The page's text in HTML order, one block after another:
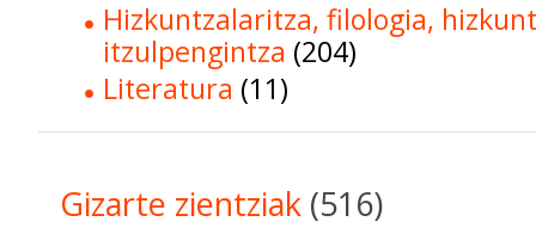
Hizkuntzalaritza, filologia,
itzulpengintza (204)
Literatura (11)
Gizarte zientziak (516)